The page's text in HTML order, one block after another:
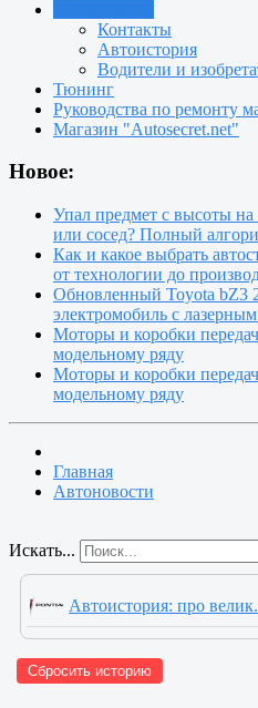
Контакты
Автоистория
Водители и
Тюнинг
Руководства по ремонту
Магазин "Autosecret.net"
Новое:
Упал предмет с высоты
или сосед? Полный
Как и какое выбрать
от технологии до
Обновленный Toyota bZ3
электромобиль с
Моторы и коробки
модельному ряду
Моторы и коробки
модельному ряду
Главная
Автоновости
Искать...
Автоистория: про
Сбросить историю